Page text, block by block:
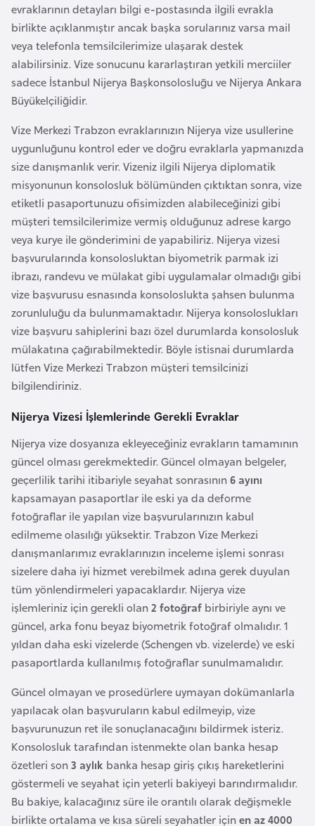
evraklarının detayları bilgi e-postasında ilgili evrakla
birlikte açıklanmıştır ancak başka sorularınız varsa mail
veya telefonla temsilcilerimize ulaşarak destek
alabilirsiniz. Vize sonucunu kararlaştıran yetkili merciiler
sadece İstanbul Nijerya Başkonsolosluğu ve Nijerya Ankara
Büyükelçiliğidir.
Vize Merkezi Trabzon evraklarınızın Nijerya vize usullerine
uygunluğunu kontrol eder ve doğru evraklarla yapmanızda
size danışmanlık verir. Vizeniz ilgili Nijerya diplomatik
misyonunun konsolosluk bölümünden çıktıktan sonra, vize
etiketli pasaportunuzu ofisimizden alabileceğinizi gibi
müşteri temsilcilerimize vermiş olduğunuz adrese kargo
veya kurye ile gönderimini de yapabiliriz. Nijerya vizesi
başvurularında konsolosluktan biyometrik parmak izi
ibrazı, randevu ve mülakat gibi uygulamalar olmadığı gibi
vize başvurusu esnasında konsoloslukta şahsen bulunma
zorunluluğu da bulunmamaktadır. Nijerya konsoloslukları
vize başvuru sahiplerini bazı özel durumlarda konsolosluk
mülakatına çağırabilmektedir. Böyle istisnai durumlarda
lütfen Vize Merkezi Trabzon müşteri temsilcinizi
bilgilendiriniz.
Nijerya Vizesi İşlemlerinde Gerekli Evraklar
Nijerya vize dosyanıza ekleyeceğiniz evrakların tamamının
güncel olması gerekmektedir. Güncel olmayan belgeler,
geçerlilik tarihi itibariyle seyahat sonrasının6 ayını
kapsamayan pasaportlar ile eski ya da deforme
fotoğraflar ile yapılan vize başvurularınızın kabul
edilmeme olasılığı yüksektir. Trabzon Vize Merkezi
danışmanlarımız evraklarınızın inceleme işlemi sonrası
sizelere daha iyi hizmet verebilmek adına gerek duyulan
tüm yönlendirmeleri yapacaklardır. Nijerya vize
işlemleriniz için gerekli olan2 fotoğraf birbiriyle aynı ve
güncel, arka fonu beyaz biyometrik fotoğraf olmalıdır. 1
yıldan daha eski vizelerde (Schengen vb. vizelerde) ve eski
pasaportlarda kullanılmış fotoğraflar sunulmamalıdır.
Güncel olmayan ve prosedürlere uymayan dokümanlarla
yapılacak olan başvuruların kabul edilmeyip, vize
başvurunuzun ret ile sonuçlanacağını bildirmek isteriz.
Konsolosluk tarafından istenmekte olan banka hesap
özetleri son3 aylık banka hesap giriş çıkış hareketlerini
göstermeli ve seyahat için yeterli bakiyeyi barındırmalıdır.
Bu bakiye, kalacağınız süre ile orantılı olarak değişmekle
birlikte ortalama ve kısa süreli seyahatler içinen az 4000
a
B
u
k
i
n
a
F
a
s
o
Ç
a
d
Ç
k
C
u
h
u
r
C
z
a
y
i
r
C